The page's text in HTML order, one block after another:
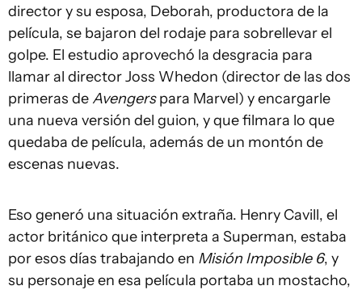
director y su esposa, Deborah, productora de la
película, se bajaron del rodaje para sobrellevar el
golpe. El estudio aprovechó la desgracia para
llamar al director Joss Whedon (director de las dos
primeras deAvengerspara Marvel) y encargarle
una nueva versión del guion, y que filmara lo que
quedaba de película, además de un montón de
escenas nuevas.
Eso generó una situación extraña. Henry Cavill, el
actor británico que interpreta a Superman, estaba
por esos días trabajando en Misión Imposible 6, y
su personaje en esa película portaba un mostacho,